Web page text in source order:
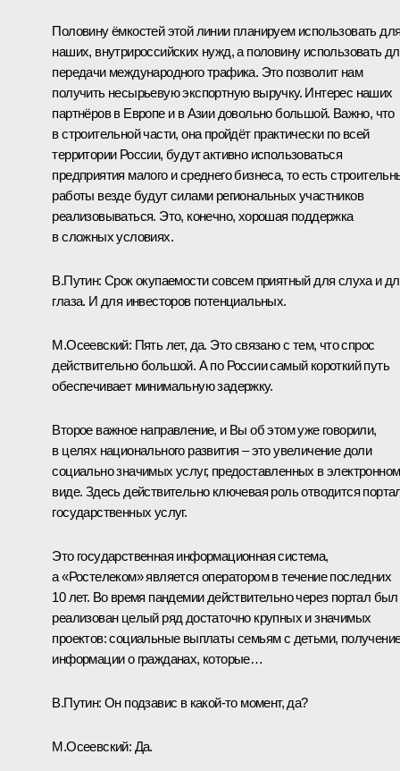
Половину ёмкостей этой линии планируем использовать
наших, внутрироссийских нужд, а половину использовать
передачи международного трафика. Это позволит нам
получить несырьевую экспортную выручку. Интерес наших
партнёров в Европе и в Азии довольно большой. Важно, что
в строительной части, она пройдёт практически по всей
территории России, будут активно использоваться
предприятия малого и среднего бизнеса, то есть
работы везде будут силами региональных участников
реализовываться. Это, конечно, хорошая поддержка
в сложных условиях.
В.Путин: Срок окупаемости совсем приятный для слуха и
глаза. И для инвесторов потенциальных.
М.Осеевский: Пять лет, да. Это связано с тем, что спрос
действительно большой. А по России самый короткий путь
обеспечивает минимальную задержку.
Второе важное направление, и Вы об этом уже говорили,
в целях национального развития – это увеличение доли
социально значимых услуг, предоставленных в электронном
виде. Здесь действительно ключевая роль отводится
государственных услуг.
Это государственная информационная система,
а «Ростелеком» является оператором в течение последних
10 лет. Во время пандемии действительно через портал был
реализован целый ряд достаточно крупных и значимых
проектов: социальные выплаты семьям с детьми,
информации о гражданах, которые…
В.Путин: Он подзавис в какой‑то момент, да?
М.Осеевский: Да.